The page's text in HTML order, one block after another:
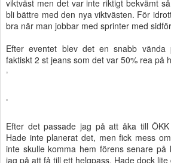
viktväst men det var inte riktigt bekvämt
bli bättre med den nya viktvästen. För
bra när man jobbar med sprinter med
Efter eventet blev det en snabb
faktiskt 2 st jeans som det var 50% rea på
Efter det passade jag på att åka till
Hade inte planerat det, men fick mess
inte skulle komma hem förens senare på
jag på att få till ett helgpass. Hade dock